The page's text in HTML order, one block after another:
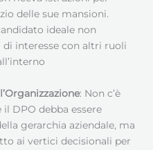
delle sue mansioni.
ideale non
interesse con altri ruoli
: Non c’è
DPO debba essere
gerarchia aziendale, ma
ai vertici decisionali per